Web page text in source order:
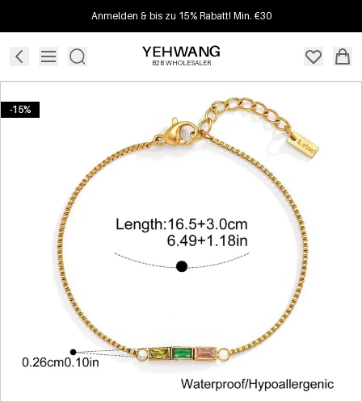
Anmelden & bis zu 15% Rabatt! Min. €30
B2B WHOLESALER
-15%